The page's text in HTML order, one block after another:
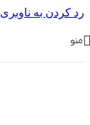
رد کردن به ناوبری
منو